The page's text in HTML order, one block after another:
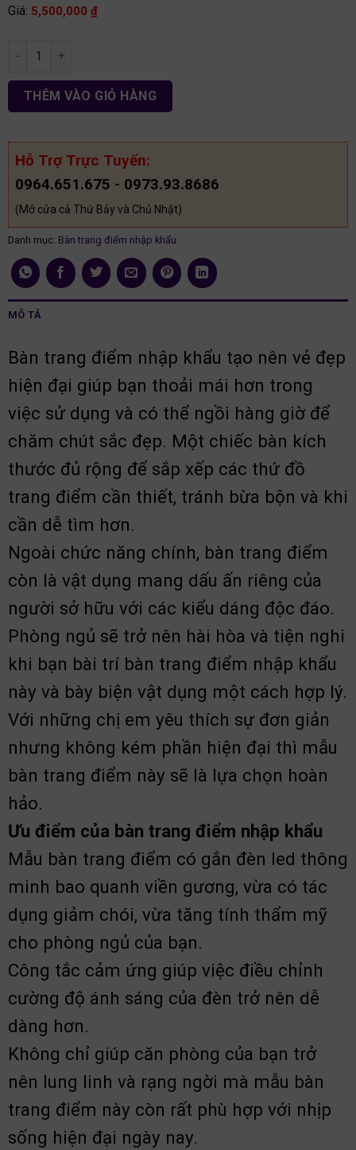
Giá: 5,500,000 ₫
Bàn trang điểm sang chảnh BP35 số lượng
THÊM VÀO GIỎ HÀNG
Hỗ Trợ Trực Tuyến:
0964.651.675 - 0973.93.8686
(Mở cửa cả Thứ Bảy và Chủ Nhật)
Danh mục: Bàn trang điểm nhập khẩu
MÔ TẢ
Bàn trang điểm nhập khẩu tạo nên vẻ đẹp
hiện đại giúp bạn thoải mái hơn trong
việc sử dụng và có thể ngồi hàng giờ để
chăm chút sắc đẹp. Một chiếc bàn kích
thước đủ rộng để sắp xếp các thứ đồ
trang điểm cần thiết, tránh bừa bộn và khi
cần dễ tìm hơn.
Ngoài chức năng chính, bàn trang điểm
còn là vật dụng mang dấu ấn riêng của
người sở hữu với các kiểu dáng độc đáo.
Phòng ngủ sẽ trở nên hài hòa và tiện nghi
khi bạn bài trí bàn trang điểm nhập khẩu
này và bày biện vật dụng một cách hợp lý.
Với những chị em yêu thích sự đơn giản
nhưng không kém phần hiện đại thì mẫu
bàn trang điểm này sẽ là lựa chọn hoàn
hảo.
Ưu điểm của bàn trang điểm nhập khẩu
Mẫu bàn trang điểm có gắn đèn led thông
minh bao quanh viền gương, vừa có tác
dụng giảm chói, vừa tăng tính thẩm mỹ
cho phòng ngủ của bạn.
Công tắc cảm ứng giúp việc điều chỉnh
cường độ ánh sáng của đèn trở nên dễ
dàng hơn.
Không chỉ giúp căn phòng của bạn trở
nên lung linh và rạng ngời mà mẫu bàn
trang điểm này còn rất phù hợp với nhịp
sống hiện đại ngày nay.